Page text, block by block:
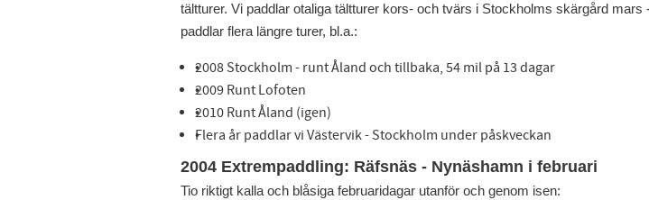
tältturer. Vi paddlar otaliga tältturer kors- och tvärs i Stockholms skärgård mars
paddlar flera längre turer, bl.a.:
2008 Stockholm - runt Åland och tillbaka, 54 mil på 13 dagar
2009 Runt Lofoten
2010 Runt Åland (igen)
Flera år paddlar vi Västervik - Stockholm under påskveckan
2004 Extrempaddling: Räfsnäs - Nynäshamn i februari
Tio riktigt kalla och blåsiga februaridagar utanför och genom isen: